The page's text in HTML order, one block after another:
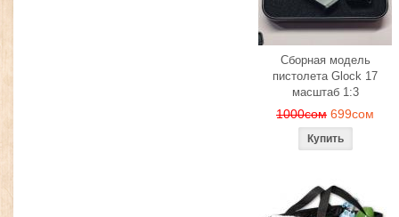
Сборная модель
пистолета Glock 17
масштаб 1:3
1000сом 699сом